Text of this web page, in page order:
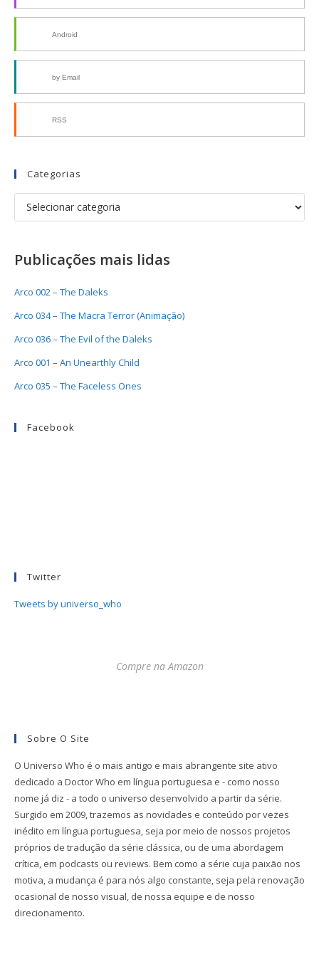
Android
by Email
RSS
Categorias
Publicações mais lidas
Arco 002 – The Daleks
Arco 034 – The Macra Terror (Animação)
Arco 036 – The Evil of the Daleks
Arco 001 – An Unearthly Child
Arco 035 – The Faceless Ones
Facebook
Twitter
Tweets by universo_who
Compre na Amazon
Sobre O Site
O Universo Who é o mais antigo e mais abrangente site ativo
dedicado a Doctor Who em língua portuguesa e - como nosso
nome já diz - a todo o universo desenvolvido a partir da série.
Surgido em 2009, trazemos as novidades e conteúdo por vezes
inédito em língua portuguesa, seja por meio de nossos projetos
próprios de tradução da série clássica, ou de uma abordagem
crítica, em podcasts ou reviews. Bem como a série cuja paixão nos
motiva, a mudança é para nós algo constante, seja pela renovação
ocasional de nosso visual, de nossa equipe e de nosso
direcionamento.